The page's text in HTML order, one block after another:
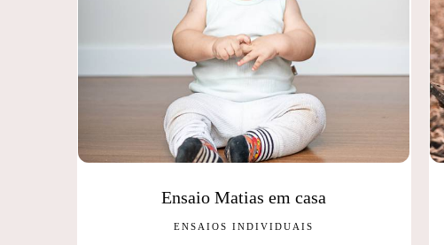
Ensaio Matias em casa
ENSAIOS INDIVIDUAIS